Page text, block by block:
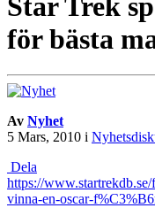
för bästa
Av Nyhet
5 Mars, 2010 i
Dela
https://
vinna-en-oscar-